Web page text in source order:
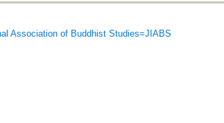
Association of Buddhist Studies=JIABS